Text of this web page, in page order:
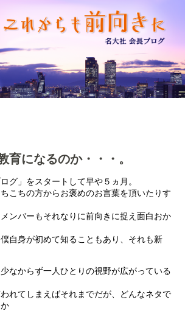
育になるのか・・・。
グ」をスタートして早や５ヵ月。
こちの方からお褒めのお言葉を頂いたりす
ンバーもそれなりに前向きに捉え面白おか
自身が初めて知ることもあり、それも新
なからず一人ひとりの視野が広がっている
れてしまえばそれまでだが、どんなネタで